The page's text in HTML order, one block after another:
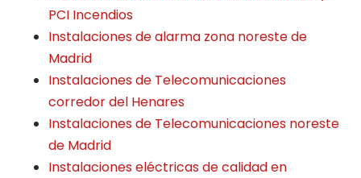
PCI Incendios
Instalaciones de alarma zona noreste de
Madrid
Instalaciones de Telecomunicaciones
corredor del Henares
Instalaciones de Telecomunicaciones noreste
de Madrid
Instalaciones eléctricas de calidad en